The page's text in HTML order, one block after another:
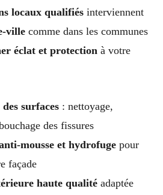
locaux qualifiés interviennent
ville comme dans les communes
éclat et protection à votre
surfaces: nettoyage,
des fissures
mousse et hydrofugepour
façade
haute qualitéadaptée